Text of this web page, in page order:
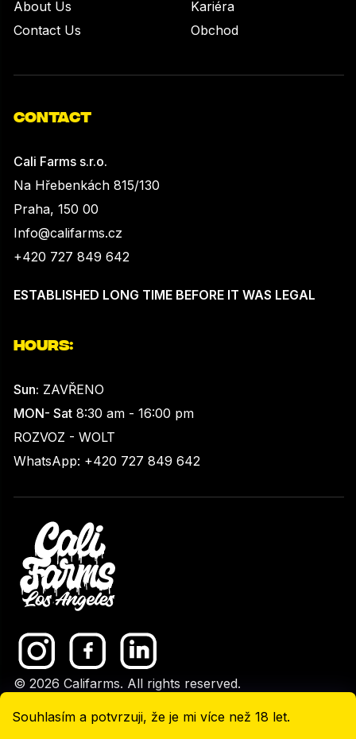
Souhlasím a potvrzuji, že je mi více než 18 let.
About Us
Contact Us
Kariéra
Obchod
CONTACT
Cali Farms s.r.o.
Na Hřebenkách 815/130
Praha, 150 00
Info@califarms.cz
+420 727 849 642
ESTABLISHED LONG TIME BEFORE IT WAS LEGAL
HOURS:
Sun: ZAVŘENO
MON- Sat 8:30 am - 16:00 pm
ROZVOZ - WOLT
WhatsApp: +420 727 849 642
© 2026 Califarms. All rights reserved.
Vytvořil Shoptet